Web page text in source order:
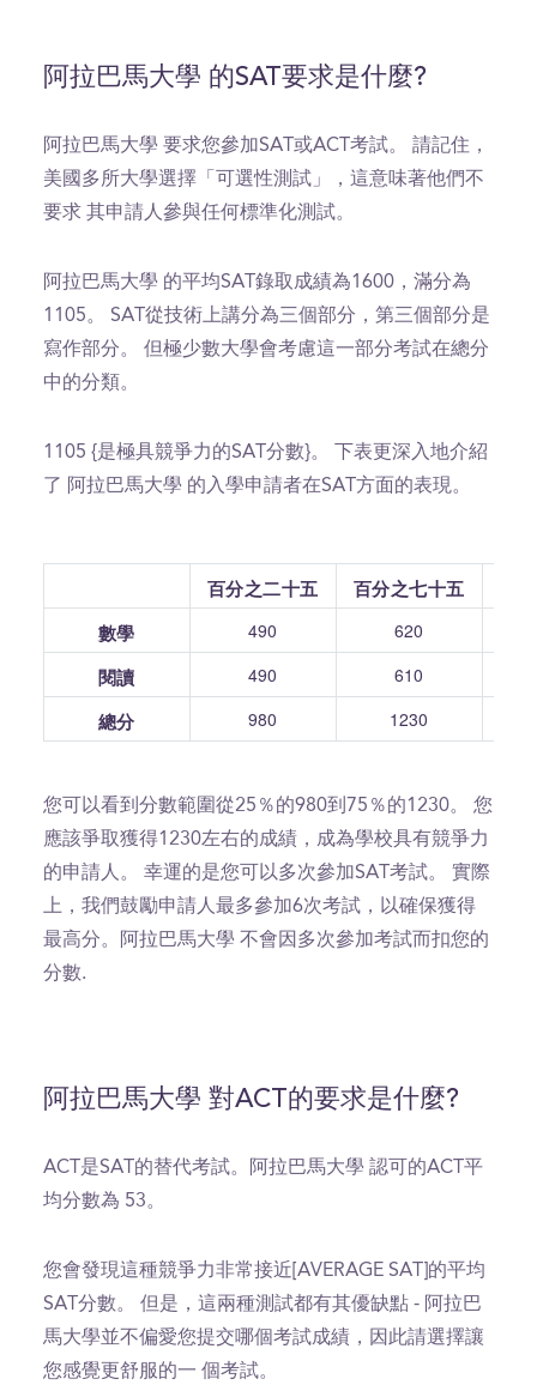
阿拉巴馬大學 的SAT要求是什麼?
阿拉巴馬大學 要求您參加SAT或ACT考試。 請記住，
美國多所大學選擇「可選性測試」，這意味著他們不
要求 其申請人參與任何標準化測試。
阿拉巴馬大學 的平均SAT錄取成績為1600，滿分為
1105。 SAT從技術上講分為三個部分，第三個部分是
寫作部分。 但極少數大學會考慮這一部分考試在總分
中的分類。
1105 {是極具競爭力的SAT分數}。 下表更深入地介紹
了 阿拉巴馬大學 的入學申請者在SAT方面的表現。
百分之二十五 百分之七十五
數學
490 620
閱讀 490 610
總分 980 1230
您可以看到分數範圍從25％的980到75％的1230。 您
應該爭取獲得1230左右的成績，成為學校具有競爭力
的申請人。 幸運的是您可以多次參加SAT考試。 實際
上，我們鼓勵申請人最多參加6次考試，以確保獲得
最高分。阿拉巴馬大學 不會因多次參加考試而扣您的
分數.
阿拉巴馬大學 對ACT的要求是什麼?
ACT是SAT的替代考試。阿拉巴馬大學 認可的ACT平
均分數為 53。
您會發現這種競爭力非常接近[AVERAGE SAT]的平均
SAT分數。 但是，這兩種測試都有其優缺點 - 阿拉巴
馬大學並不偏愛您提交哪個考試成績，因此請選擇讓
您感覺更舒服的一 個考試。